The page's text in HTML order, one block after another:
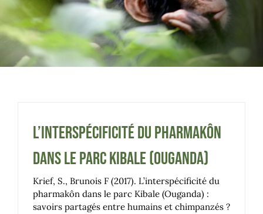
MÉDIAS
FAIRE UN DON
L’interspécificité du pharmakôn
dans le parc Kibale (Ouganda)
Krief, S., Brunois F (2017). L’interspécificité du
pharmakôn dans le parc Kibale (Ouganda) :
savoirs partagés entre humains et chimpanzés ?